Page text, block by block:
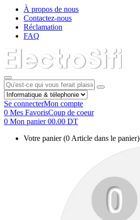
À propos de nous
Contactez-nous
Réclamation
FAQ
Se connecterMon compte
0 Mes FavorisCoup de coeur
0 Mon panier00.00 DT
Votre panier(0 Article dans le panier)